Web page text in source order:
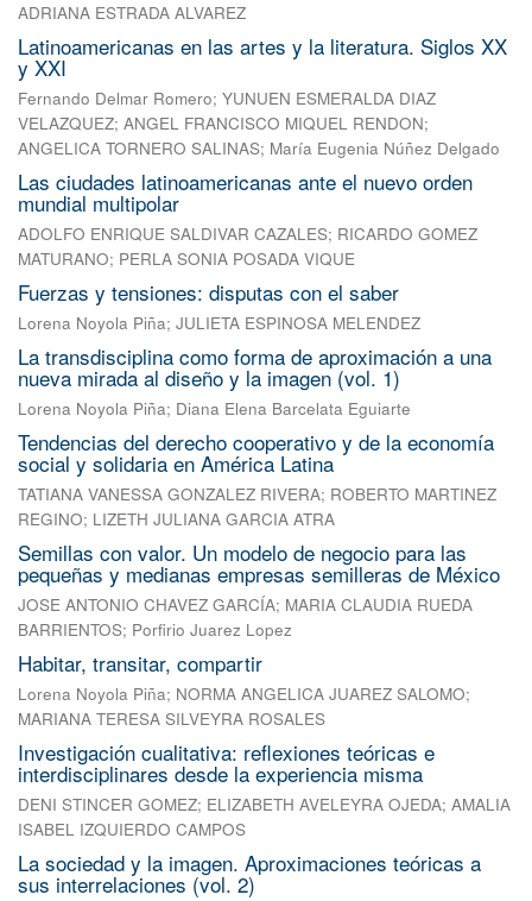
ADRIANA ESTRADA ALVAREZ
Latinoamericanas en las artes y la literatura. Siglos XX
y XXI
Fernando Delmar Romero; YUNUEN ESMERALDA DIAZ
VELAZQUEZ; ANGEL FRANCISCO MIQUEL RENDON;
ANGELICA TORNERO SALINAS; María Eugenia Núñez Delgado
Las ciudades latinoamericanas ante el nuevo orden
mundial multipolar
ADOLFO ENRIQUE SALDIVAR CAZALES; RICARDO GOMEZ
MATURANO; PERLA SONIA POSADA VIQUE
Fuerzas y tensiones: disputas con el saber
Lorena Noyola Piña; JULIETA ESPINOSA MELENDEZ
La transdisciplina como forma de aproximación a una
nueva mirada al diseño y la imagen (vol. 1)
Lorena Noyola Piña; Diana Elena Barcelata Eguiarte
Tendencias del derecho cooperativo y de la economía
social y solidaria en América Latina
TATIANA VANESSA GONZALEZ RIVERA; ROBERTO MARTINEZ
REGINO; LIZETH JULIANA GARCIA ATRA
Semillas con valor. Un modelo de negocio para las
pequeñas y medianas empresas semilleras de México
JOSE ANTONIO CHAVEZ GARCÍA; MARIA CLAUDIA RUEDA
BARRIENTOS; Porfirio Juarez Lopez
Habitar, transitar, compartir
Lorena Noyola Piña; NORMA ANGELICA JUAREZ SALOMO;
MARIANA TERESA SILVEYRA ROSALES
Investigación cualitativa: reflexiones teóricas e
interdisciplinares desde la experiencia misma
DENI STINCER GOMEZ; ELIZABETH AVELEYRA OJEDA; AMALIA
ISABEL IZQUIERDO CAMPOS
La sociedad y la imagen. Aproximaciones teóricas a
sus interrelaciones (vol. 2)